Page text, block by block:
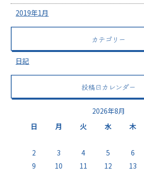
2019年1月
カテゴリー
日記
投稿日カレンダー
2026年8月
日
月 火 水 木
2
3 4 5 6
9
10 11 12 13